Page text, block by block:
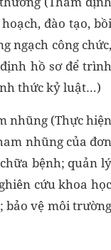
đào tạo, bồi
ngạch công chức,
hồ sơ để trình
thức kỷ luật…)
nhũng (Thực hiện
nhũng của đơn
bệnh; quản lý
cứu khoa học
bảo vệ môi trường